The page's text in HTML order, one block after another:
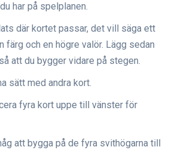
har på spelplanen.
där kortet passar, det vill säga ett
färg och en högre valör. Lägg sedan
att du bygger vidare på stegen.
sätt med andra kort.
fyra kort uppe till vänster för
att bygga på de fyra svithögarna till